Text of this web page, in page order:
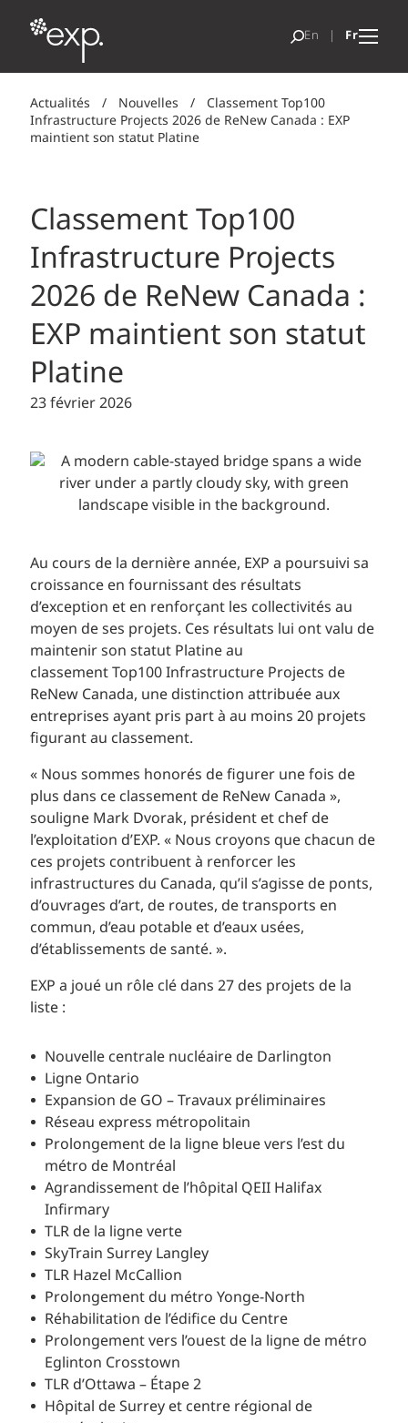
Actualités / Nouvelles /
Classement Top100
Infrastructure Projects 2026 de ReNew Canada : EXP
maintient son statut Platine
Classement Top100
Infrastructure Projects
2026 de ReNew Canada :
EXP maintient son statut
Platine
23 février 2026
Au cours de la dernière année, EXP a poursuivi sa
croissance en fournissant des résultats
d’exception et en renforçant les collectivités au
moyen de ses projets. Ces résultats lui ont valu de
maintenir son statut Platine au
classement Top100 Infrastructure Projects de
ReNew Canada, une distinction attribuée aux
entreprises ayant pris part à au moins 20 projets
figurant au classement.
« Nous sommes honorés de figurer une fois de
plus dans ce classement de ReNew Canada »,
souligne Mark Dvorak, président et chef de
l’exploitation d’EXP. « Nous croyons que chacun de
ces projets contribuent à renforcer les
infrastructures du Canada, qu’il s’agisse de ponts,
d’ouvrages d’art, de routes, de transports en
commun, d’eau potable et d’eaux usées,
d’établissements de santé. ».
EXP a joué un rôle clé dans 27 des projets de la
liste :
Nouvelle centrale nucléaire de Darlington
Ligne Ontario
Expansion de GO – Travaux préliminaires
Réseau express métropolitain
Prolongement de la ligne bleue vers l’est du
métro de Montréal
Agrandissement de l’hôpital QEII Halifax
Infirmary
TLR de la ligne verte
SkyTrain Surrey Langley
TLR Hazel McCallion
Prolongement du métro Yonge-North
Réhabilitation de l’édifice du Centre
Prolongement vers l’ouest de la ligne de métro
Eglinton Crosstown
TLR d’Ottawa – Étape 2
Hôpital de Surrey et centre régional de